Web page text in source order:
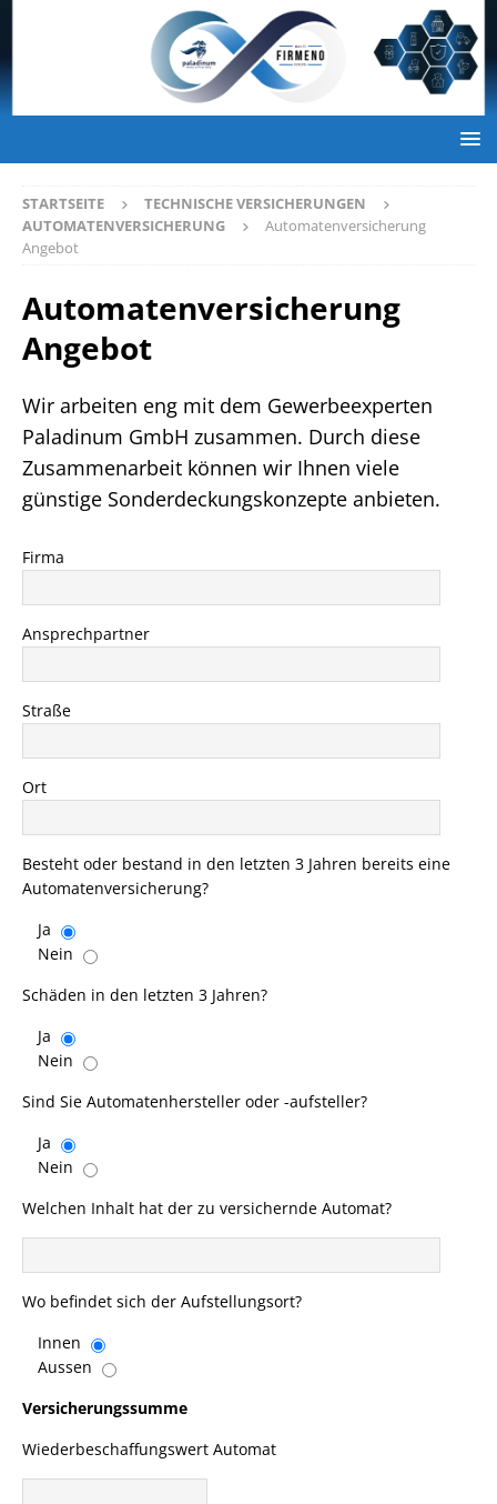
STARTSEITE
TECHNISCHE VERSICHERUNGEN
AUTOMATENVERSICHERUNG
Automatenversicherung
Angebot
Automatenversicherung
Angebot
Wir arbeiten eng mit dem Gewerbeexperten
Paladinum GmbH zusammen. Durch diese
Zusammenarbeit können wir Ihnen viele
günstige Sonderdeckungskonzepte anbieten.
Firma
Ansprechpartner
Straße
Ort
Besteht oder bestand in den letzten 3 Jahren bereits eine
Automatenversicherung?
Ja
Nein
Schäden in den letzten 3 Jahren?
Ja
Nein
Sind Sie Automatenhersteller oder -aufsteller?
Ja
Nein
Welchen Inhalt hat der zu versichernde Automat?
Wo befindet sich der Aufstellungsort?
Innen
Aussen
Versicherungssumme
Wiederbeschaffungswert Automat